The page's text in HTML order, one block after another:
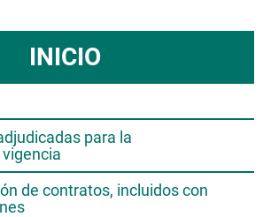
INICIO
para la
de contratos, incluidos con